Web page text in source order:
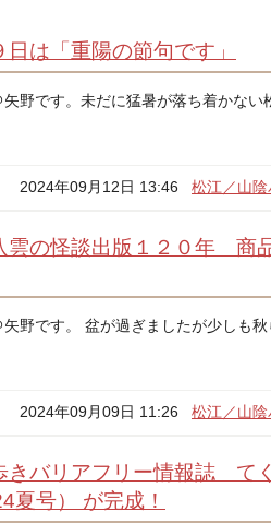
日は「重陽の節句です」
矢野です。未だに猛暑が落ち着かない
2024年09月12日 13:46 松江／山
雲の怪談出版１２０年 商
矢野です。 盆が過ぎましたが少しも
2024年09月09日 11:26 松江／山
きバリアフリー情報誌 て
夏号） が完成！